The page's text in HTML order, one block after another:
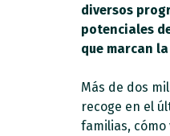
diversos
potenciales
que marcan
Más de dos
recoge en el
familias,